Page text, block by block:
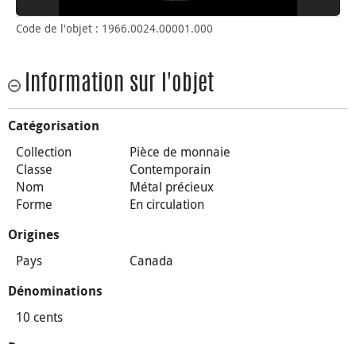
Code de l'objet : 1966.0024.00001.000
Information sur l'objet
Catégorisation
Collection
Pièce de monnaie
Classe
Contemporain
Nom
Métal précieux
Forme
En circulation
Origines
Pays Canada
Dénominations
10 cents